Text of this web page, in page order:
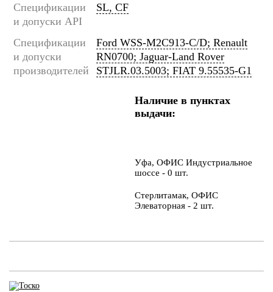
Спецификации
и допуски API
SL, CF
Спецификации
и допуски
производителей
Ford WSS-M2C913-C/D; Renault
RN0700; Jaguar-Land Rover
STJLR.03.5003; FIAT 9.55535-G1
Наличие в пунктах
выдачи:
Уфа, ОФИС Индустриальное
шоссе - 0 шт.
Стерлитамак, ОФИС
Элеваторная - 2 шт.